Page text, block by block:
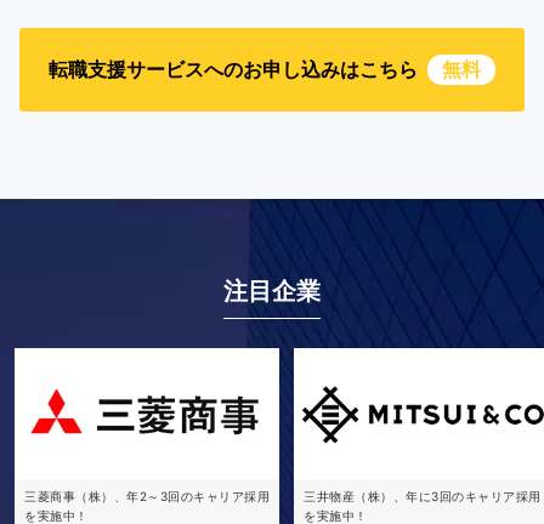
転職支援サービスへのお申し込みはこちら 無料
注目企業
三菱商事（株）、年2～3回のキャリア採用
を実施中！
三井物産（株）、年に3回のキャリア採用
を実施中！